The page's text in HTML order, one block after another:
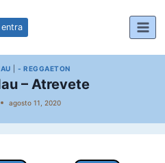
entra
|- REGGAETON
– Atrevete
agosto 11, 2020